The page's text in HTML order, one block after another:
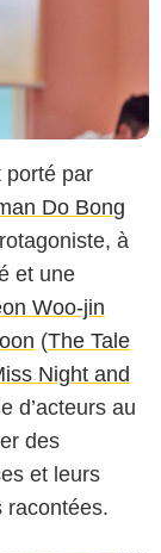
porté par
Do Bong
à
et une
Woo-jin
(The Tale
Night and
d’acteurs au
des
et leurs
racontées.